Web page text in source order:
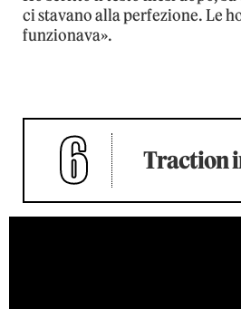
ci stavano alla perfezione. Le
funzionava».
6 Traction